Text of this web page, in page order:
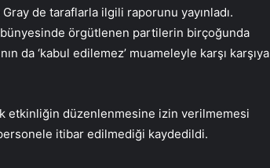
de taraflarla ilgili raporunu yayınladı.
bünyesinde örgütlenen partilerin birçoğunda
da ‘kabul edilemez’ muameleyle karşı karşıya
etkinliğin düzenlenmesine izin verilmemesi
itibar edilmediği kaydedildi.